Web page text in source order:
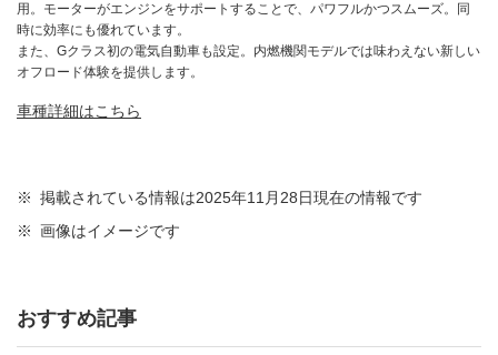
用。モーターがエンジンをサポートすることで、パワフルかつスムーズ。同
時に効率にも優れています。
また、Gクラス初の電気自動車も設定。内燃機関モデルでは味わえない新しい
オフロード体験を提供します。
車種詳細はこちら
※ 掲載されている情報は2025年11月28日現在の情報です
※ 画像はイメージです
おすすめ記事